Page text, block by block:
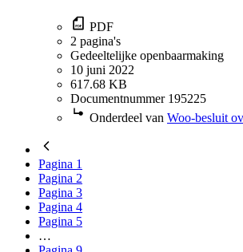
PDF
2 pagina's
Gedeeltelijke openbaarmaking
10 juni 2022
617.68 KB
Documentnummer 195225
Onderdeel van Woo-besluit
Pagina 1
Pagina 2
Pagina 3
Pagina 4
Pagina 5
…